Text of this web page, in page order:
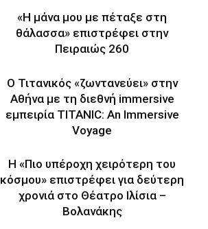
«Η μάνα μου με πέταξε στη
θάλασσα» επιστρέφει στην
Πειραιώς 260
Ο Τιτανικός «ζωντανεύει» στην
Αθήνα με τη διεθνή immersive
εμπειρία TITANIC: An Immersive
Voyage
Η «Πιο υπέροχη χειρότερη του
κόσμου» επιστρέφει για δεύτερη
χρονιά στο Θέατρο Ιλίσια –
Βολανάκης